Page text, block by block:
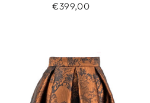
€399,00